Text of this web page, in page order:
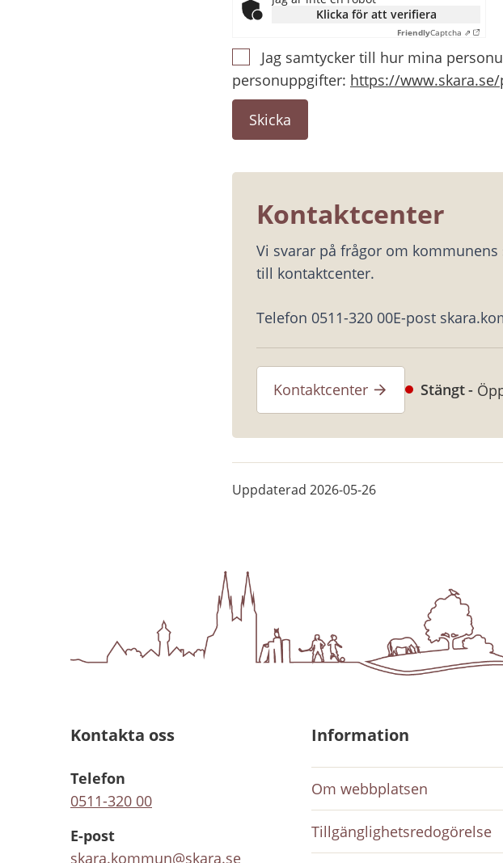
Klicka för att verifiera
FriendlyCaptcha ⇗
Jag samtycker till hur mina
personuppgifter: https://
Kontaktcenter
Vi svarar på frågor om
till kontaktcenter.
Telefon 0511-320 00E-post
Kontaktcenter Stängt
Uppdaterad 2026-05-26
Kontakta oss
Telefon
0511-320 00
E-post
skara.kommun@skara.se
Information
Om webbplatsen
Tillgänglighetsredogörelse